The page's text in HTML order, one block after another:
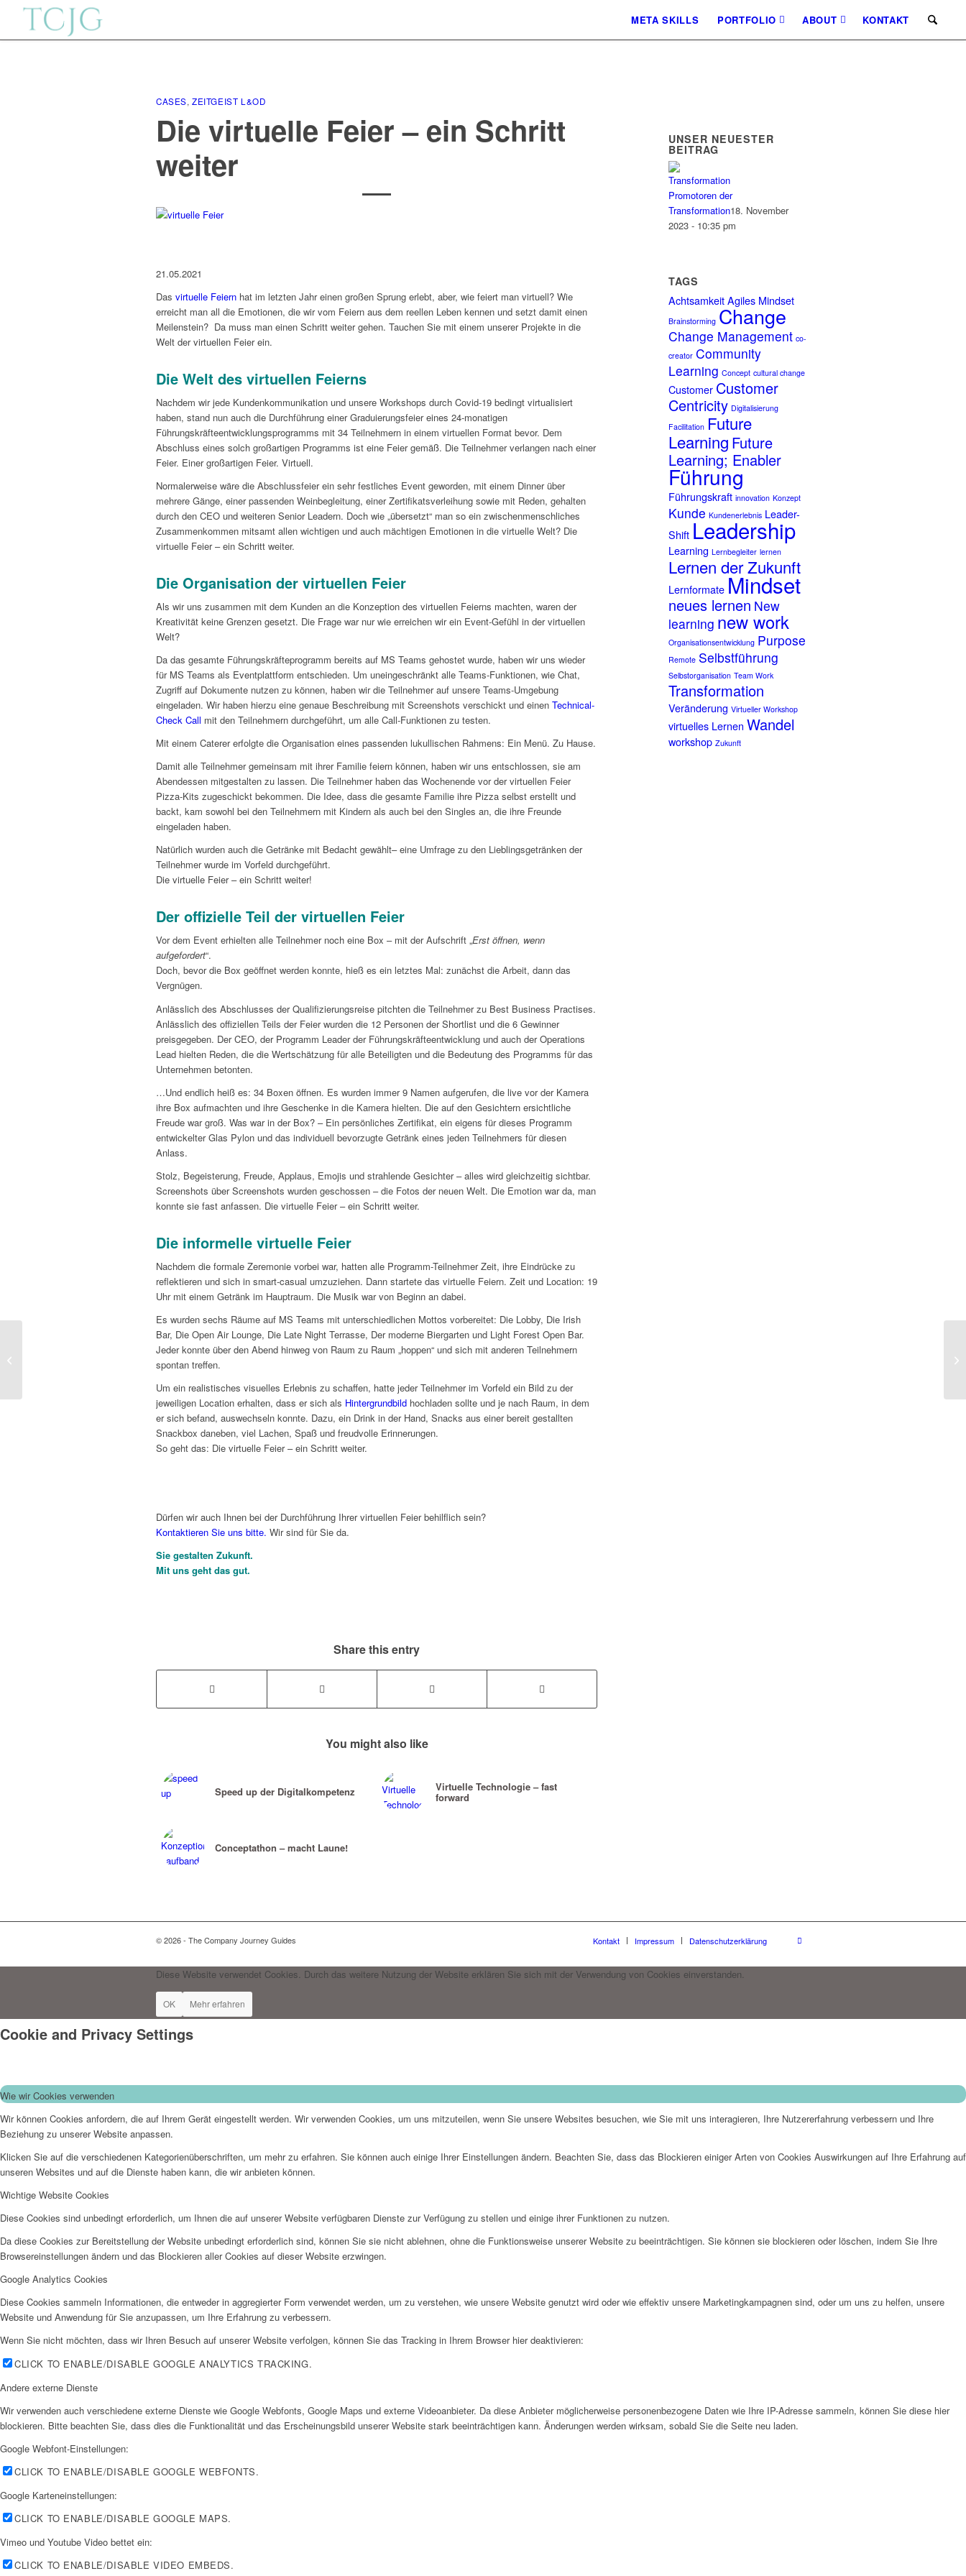
META SKILLS PORTFOLIO ABOUT KONTAKT
CASES,ZEITGEIST L&OD
Die virtuelle Feier – ein Schritt
weiter
21.05.2021
Das virtuelle Feiern hat im letzten Jahr einen großen Sprung erlebt, aber, wie feiert man virtuell? Wie
erreicht man all die Emotionen, die wir vom Feiern aus dem reellen Leben kennen und setzt damit einen
Meilenstein? Da muss man einen Schritt weiter gehen. Tauchen Sie mit einem unserer Projekte in die
Welt der virtuellen Feier ein.
Die Welt des virtuellen Feierns
Nachdem wir jede Kundenkommunikation und unsere Workshops durch Covid-19 bedingt virtualisiert
haben, stand nun auch die Durchführung einer Graduierungsfeier eines 24-monatigen
Führungskräfteentwicklungsprogramms mit 34 Teilnehmern in einem virtuellen Format bevor. Dem
Abschluss eines solch großartigen Programms ist eine Feier gemäß. Die Teilnehmer verlangen nach einer
Feier. Einer großartigen Feier. Virtuell.
Normalerweise wäre die Abschlussfeier ein sehr festliches Event geworden, mit einem Dinner über
mehrere Gänge, einer passenden Weinbegleitung, einer Zertifikatsverleihung sowie mit Reden, gehalten
durch den CEO und weiteren Senior Leadern. Doch wie „übersetzt“ man so ein zwischenmenschliches
Zusammenkommen mitsamt allen wichtigen und auch mächtigen Emotionen in die virtuelle Welt? Die
virtuelle Feier – ein Schritt weiter.
Die Organisation der virtuellen Feier
Als wir uns zusammen mit dem Kunden an die Konzeption des virtuellen Feierns machten, waren der
Kreativität keine Grenzen gesetzt. Die Frage war nur wie erreichen wir ein Event-Gefühl in der virtuellen
Welt?
Da das gesamte Führungskräfteprogramm bereits auf MS Teams gehostet wurde, haben wir uns wieder
für MS Teams als Eventplattform entschieden. Um uneingeschränkt alle Teams-Funktionen, wie Chat,
Zugriff auf Dokumente nutzen zu können, haben wir die Teilnehmer auf unsere Teams-Umgebung
eingeladen. Wir haben hierzu eine genaue Beschreibung mit Screenshots verschickt und einen Technical-
Check Call mit den Teilnehmern durchgeführt, um alle Call-Funktionen zu testen.
Mit einem Caterer erfolgte die Organisation eines passenden lukullischen Rahmens: Ein Menü. Zu Hause.
Damit alle Teilnehmer gemeinsam mit ihrer Familie feiern können, haben wir uns entschlossen, sie am
Abendessen mitgestalten zu lassen. Die Teilnehmer haben das Wochenende vor der virtuellen Feier
Pizza-Kits zugeschickt bekommen. Die Idee, dass die gesamte Familie ihre Pizza selbst erstellt und
backt, kam sowohl bei den Teilnehmern mit Kindern als auch bei den Singles an, die ihre Freunde
eingeladen haben.
Natürlich wurden auch die Getränke mit Bedacht gewählt– eine Umfrage zu den Lieblingsgetränken der
Teilnehmer wurde im Vorfeld durchgeführt.
Die virtuelle Feier – ein Schritt weiter!
Der offizielle Teil der virtuellen Feier
Vor dem Event erhielten alle Teilnehmer noch eine Box – mit der Aufschrift „Erst öffnen, wenn
aufgefordert“.
Doch, bevor die Box geöffnet werden konnte, hieß es ein letztes Mal: zunächst die Arbeit, dann das
Vergnügen.
Anlässlich des Abschlusses der Qualifizierungsreise pitchten die Teilnehmer zu Best Business Practises.
Anlässlich des offiziellen Teils der Feier wurden die 12 Personen der Shortlist und die 6 Gewinner
preisgegeben. Der CEO, der Programm Leader der Führungskräfteentwicklung und auch der Operations
Lead hielten Reden, die die Wertschätzung für alle Beteiligten und die Bedeutung des Programms für das
Unternehmen betonten.
…Und endlich heiß es: 34 Boxen öffnen. Es wurden immer 9 Namen aufgerufen, die live vor der Kamera
ihre Box aufmachten und ihre Geschenke in die Kamera hielten. Die auf den Gesichtern ersichtliche
Freude war groß. Was war in der Box? – Ein persönliches Zertifikat, ein eigens für dieses Programm
entwickelter Glas Pylon und das individuell bevorzugte Getränk eines jeden Teilnehmers für diesen
Anlass.
Stolz, Begeisterung, Freude, Applaus, Emojis und strahlende Gesichter – alles wird gleichzeitig sichtbar.
Screenshots über Screenshots wurden geschossen – die Fotos der neuen Welt. Die Emotion war da, man
konnte sie fast anfassen. Die virtuelle Feier – ein Schritt weiter.
Die informelle virtuelle Feier
Nachdem die formale Zeremonie vorbei war, hatten alle Programm-Teilnehmer Zeit, ihre Eindrücke zu
reflektieren und sich in smart-casual umzuziehen. Dann startete das virtuelle Feiern. Zeit und Location: 19
Uhr mit einem Getränk im Hauptraum. Die Musik war von Beginn an dabei.
Es wurden sechs Räume auf MS Teams mit unterschiedlichen Mottos vorbereitet: Die Lobby, Die Irish
Bar, Die Open Air Lounge, Die Late Night Terrasse, Der moderne Biergarten und Light Forest Open Bar.
Jeder konnte über den Abend hinweg von Raum zu Raum „hoppen“ und sich mit anderen Teilnehmern
spontan treffen.
Um ein realistisches visuelles Erlebnis zu schaffen, hatte jeder Teilnehmer im Vorfeld ein Bild zu der
jeweiligen Location erhalten, dass er sich als Hintergrundbild hochladen sollte und je nach Raum, in dem
er sich befand, auswechseln konnte. Dazu, ein Drink in der Hand, Snacks aus einer bereit gestallten
Snackbox daneben, viel Lachen, Spaß und freudvolle Erinnerungen.
So geht das: Die virtuelle Feier – ein Schritt weiter.
Dürfen wir auch Ihnen bei der Durchführung Ihrer virtuellen Feier behilflich sein?
Kontaktieren Sie uns bitte. Wir sind für Sie da.
Sie gestalten Zukunft.
Mit uns geht das gut.
Share this entry
You might also like
Speed up der Digitalkompetenz Virtuelle Technologie – fast
forward
Conceptathon – macht Laune!
UNSER NEUESTER
BEITRAG
Promotoren der
Transformation18. November
2023 - 10:35 pm
TAGS
Achtsamkeit Agiles Mindset
Brainstorming Change
Change Management co-
creator Community
Learning Concept cultural change
Customer Customer
Centricity Digitalisierung
Facilitation Future
Learning Future
Learning; Enabler
Führung
Führungskraft innovation Konzept
Kunde Kundenerlebnis Leader-
Shift Leadership
Learning Lernbegleiter lernen
Lernen der Zukunft
Lernformate Mindset
neues lernen New
learning new work
Organisationsentwicklung Purpose
Remote Selbstführung
Selbstorganisation Team Work
Transformation
Veränderung Virtueller Workshop
virtuelles Lernen Wandel
workshop Zukunft
© 2026 - The Company Journey Guides Kontakt Impressum Datenschutzerklärung
Diese Website verwendet Cookies. Durch das weitere Nutzung der Website erklären Sie sich mit der Verwendung von Cookies einverstanden.
OK Mehr erfahren
Cookie and Privacy Settings
Wie wir Cookies verwenden
Wir können Cookies anfordern, die auf Ihrem Gerät eingestellt werden. Wir verwenden Cookies, um uns mitzuteilen, wenn Sie unsere Websites besuchen, wie Sie mit uns interagieren, Ihre Nutzererfahrung verbessern und Ihre
Beziehung zu unserer Website anpassen.
Klicken Sie auf die verschiedenen Kategorienüberschriften, um mehr zu erfahren. Sie können auch einige Ihrer Einstellungen ändern. Beachten Sie, dass das Blockieren einiger Arten von Cookies Auswirkungen auf Ihre Erfahrung auf
unseren Websites und auf die Dienste haben kann, die wir anbieten können.
Wichtige Website Cookies
Diese Cookies sind unbedingt erforderlich, um Ihnen die auf unserer Website verfügbaren Dienste zur Verfügung zu stellen und einige ihrer Funktionen zu nutzen.
Da diese Cookies zur Bereitstellung der Website unbedingt erforderlich sind, können Sie sie nicht ablehnen, ohne die Funktionsweise unserer Website zu beeinträchtigen. Sie können sie blockieren oder löschen, indem Sie Ihre
Browsereinstellungen ändern und das Blockieren aller Cookies auf dieser Website erzwingen.
Google Analytics Cookies
Diese Cookies sammeln Informationen, die entweder in aggregierter Form verwendet werden, um zu verstehen, wie unsere Website genutzt wird oder wie effektiv unsere Marketingkampagnen sind, oder um uns zu helfen, unsere
Website und Anwendung für Sie anzupassen, um Ihre Erfahrung zu verbessern.
Wenn Sie nicht möchten, dass wir Ihren Besuch auf unserer Website verfolgen, können Sie das Tracking in Ihrem Browser hier deaktivieren:
CLICK TO ENABLE/DISABLE GOOGLE ANALYTICS TRACKING.
Andere externe Dienste
Wir verwenden auch verschiedene externe Dienste wie Google Webfonts, Google Maps und externe Videoanbieter. Da diese Anbieter möglicherweise personenbezogene Daten wie Ihre IP-Adresse sammeln, können Sie diese hier
blockieren. Bitte beachten Sie, dass dies die Funktionalität und das Erscheinungsbild unserer Website stark beeinträchtigen kann. Änderungen werden wirksam, sobald Sie die Seite neu laden.
Google Webfont-Einstellungen:
CLICK TO ENABLE/DISABLE GOOGLE WEBFONTS.
Google Karteneinstellungen:
CLICK TO ENABLE/DISABLE GOOGLE MAPS.
Vimeo und Youtube Video bettet ein:
CLICK TO ENABLE/DISABLE VIDEO EMBEDS.